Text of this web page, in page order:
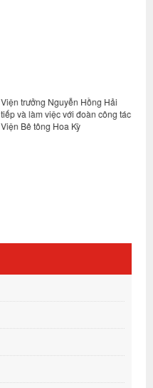
Viện trưởng Nguyễn Hồng Hải
tiếp và làm việc với đoàn công tác
Viện Bê tông Hoa Kỳ